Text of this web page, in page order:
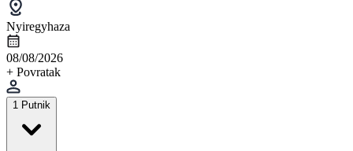
Nyiregyhaza
08/08/2026
+ Povratak
1 Putnik